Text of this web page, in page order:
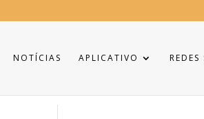
NOTÍCIAS APLICATIVO